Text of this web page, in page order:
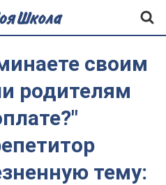
своим
родителям
тему: